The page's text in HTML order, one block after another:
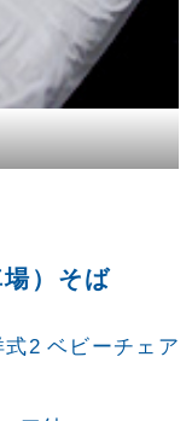
）そば
2 ベビーチェア